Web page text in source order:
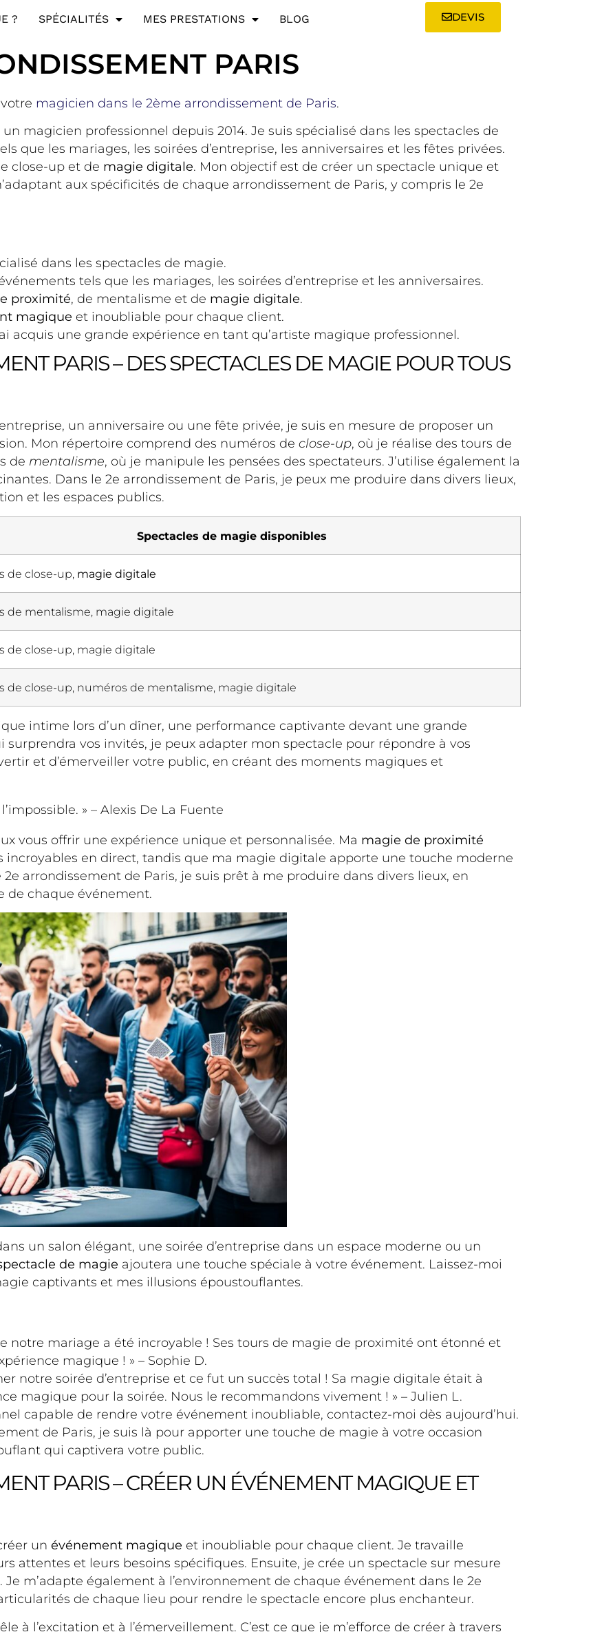
? SPÉCIALITÉS MES PRESTATIONS BLOG DEVIS
PARIS
magicien dans le 2ème arrondissement de Paris.
magicien professionnel depuis 2014. Je suis spécialisé dans les spectacles de
que les mariages, les soirées d’entreprise, les anniversaires et les fêtes privées.
close-up et de magie digitale. Mon objectif est de créer un spectacle unique et
aux spécificités de chaque arrondissement de Paris, y compris le 2e
dans les spectacles de magie.
tels que les mariages, les soirées d’entreprise et les anniversaires.
proximité, de mentalisme et de magie digitale.
magique et inoubliable pour chaque client.
acquis une grande expérience en tant qu’artiste magique professionnel.
PARIS – DES SPECTACLES DE MAGIE POUR TOUS
un anniversaire ou une fête privée, je suis en mesure de proposer un
Mon répertoire comprend des numéros de close-up, où je réalise des tours de
de mentalisme, où je manipule les pensées des spectateurs. J’utilise également la
Dans le 2e arrondissement de Paris, je peux me produire dans divers lieux,
et les espaces publics.
Spectacles de magie disponibles
de close-up, magie digitale
de mentalisme, magie digitale
de close-up, magie digitale
de close-up, numéros de mentalisme, magie digitale
intime lors d’un dîner, une performance captivante devant une grande
vos invités, je peux adapter mon spectacle pour répondre à vos
et d’émerveiller votre public, en créant des moments magiques et
» – Alexis De La Fuente
vous offrir une expérience unique et personnalisée. Ma magie de proximité
incroyables en direct, tandis que ma magie digitale apporte une touche moderne
arrondissement de Paris, je suis prêt à me produire dans divers lieux, en
de chaque événement.
un salon élégant, une soirée d’entreprise dans un espace moderne ou un
de magie ajoutera une touche spéciale à votre événement. Laissez-moi
captivants et mes illusions époustouflantes.
notre mariage a été incroyable ! Ses tours de magie de proximité ont étonné et
magique ! » – Sophie D.
notre soirée d’entreprise et ce fut un succès total ! Sa magie digitale était à
magique pour la soirée. Nous le recommandons vivement ! » – Julien L.
capable de rendre votre événement inoubliable, contactez-moi dès aujourd’hui.
de Paris, je suis là pour apporter une touche de magie à votre occasion
qui captivera votre public.
PARIS – CRÉER UN ÉVÉNEMENT MAGIQUE ET
un événement magique et inoubliable pour chaque client. Je travaille
attentes et leurs besoins spécifiques. Ensuite, je crée un spectacle sur mesure
m’adapte également à l’environnement de chaque événement dans le 2e
de chaque lieu pour rendre le spectacle encore plus enchanteur.
à l’excitation et à l’émerveillement. C’est ce que je m’efforce de créer à travers